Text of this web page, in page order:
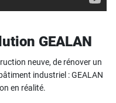
GEALAN
neuve, de rénover un
industriel : GEALAN
en réalité.